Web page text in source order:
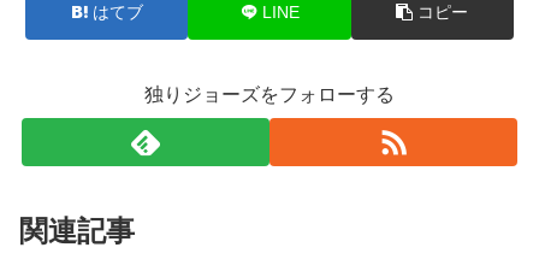
はてブ LINE コピー
独りジョーズをフォローする
関連記事